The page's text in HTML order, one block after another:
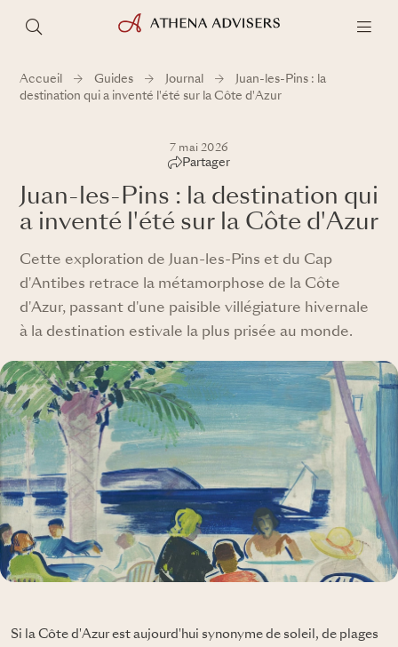
Accueil Guides Journal
Juan-les-Pins : la
destination qui a inventé l'été sur la Côte d'Azur
7 mai 2026
Partager
Juan-les-Pins : la destination qui
a inventé l'été sur la Côte d'Azur
Cette exploration de Juan-les-Pins et du Cap
d'Antibes retrace la métamorphose de la Côte
d'Azur, passant d'une paisible villégiature hivernale
à la destination estivale la plus prisée au monde.
Si la Côte d'Azur est aujourd'hui synonyme de soleil, de plages